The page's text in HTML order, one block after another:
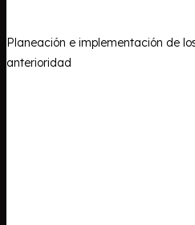
Planeación e implementación de
anterioridad